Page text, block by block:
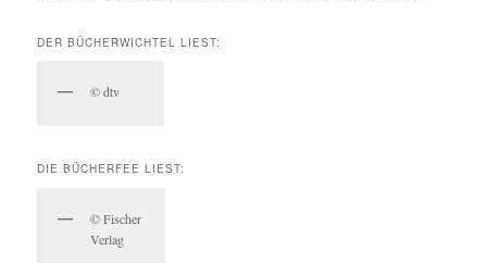
DER BÜCHERWICHTEL LIEST:
© dtv
DIE BÜCHERFEE LIEST:
© Fischer
Verlag